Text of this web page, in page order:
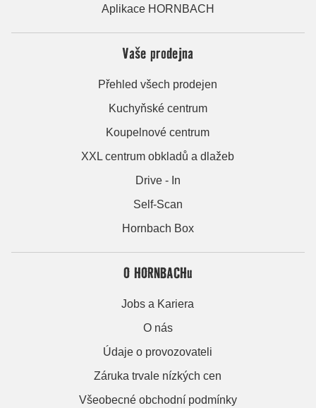
Aplikace HORNBACH
Vaše prodejna
Přehled všech prodejen
Kuchyňské centrum
Koupelnové centrum
XXL centrum obkladů a dlažeb
Drive - In
Self-Scan
Hornbach Box
O HORNBACHu
Jobs a Kariera
O nás
Údaje o provozovateli
Záruka trvale nízkých cen
Všeobecné obchodní podmínky